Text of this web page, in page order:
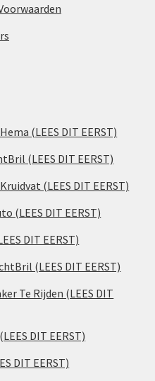
(LEES DIT EERST)
(LEES DIT EERST)
(LEES DIT EERST)
(LEES DIT EERST)
DIT EERST)
(LEES DIT EERST)
Te Rijden (LEES DIT
DIT EERST)
DIT EERST)